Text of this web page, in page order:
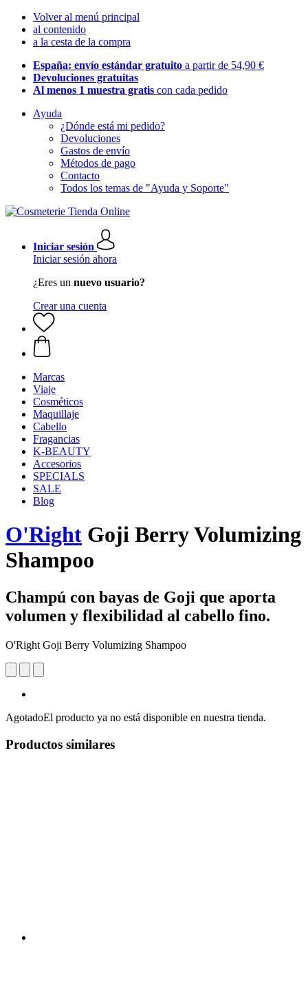
Volver al menú principal
al contenido
a la cesta de la compra
España: envío estándar gratuito a partir de 54,90 €
Devoluciones gratuitas
Al menos 1 muestra gratis con cada pedido
Ayuda
¿Dónde está mi pedido?
Devoluciones
Gastos de envío
Métodos de pago
Contacto
Todos los temas de "Ayuda y Soporte"
Iniciar sesión
Iniciar sesión ahora
¿Eres un nuevo usuario?
Crear una cuenta
Marcas
Viaje
Cosméticos
Maquillaje
Cabello
Fragancias
K-BEAUTY
Accesorios
SPECIALS
SALE
Blog
O'Right Goji Berry Volumizing
Shampoo
Champú con bayas de Goji que aporta
volumen y flexibilidad al cabello fino.
O'Right Goji Berry Volumizing Shampoo
AgotadoEl producto ya no está disponible en nuestra tienda.
Productos similares